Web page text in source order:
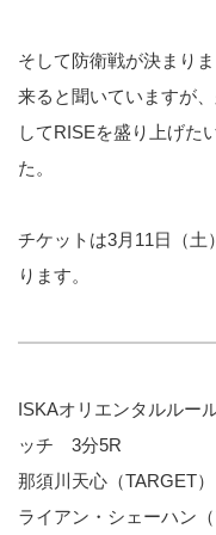
そして防衛戦が決まり
来ると聞いていますが
してRISEを盛り上げた
た。
チケットは3月11日（土
ります。
ISKAオリエンタルルー
ッチ 3分5R
那須川天心（TARGET）
ライアン・シェーハン（